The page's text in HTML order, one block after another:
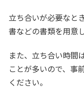
立ち合いが必要なと
書などの書類を用意
また、立ち合い時間
ことが多いので、事
ください。